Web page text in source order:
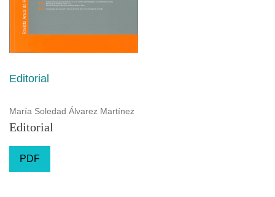
Editorial
María Soledad Álvarez Martínez
Editorial
PDF